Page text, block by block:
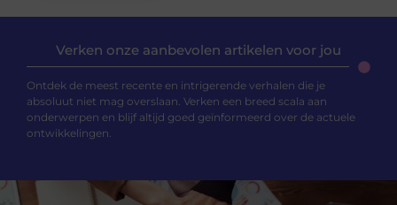
Verken onze aanbevolen artikelen voor jou
Ontdek de meest recente en intrigerende verhalen die je
absoluut niet mag overslaan. Verken een breed scala aan
onderwerpen en blijf altijd goed geïnformeerd over de actuele
ontwikkelingen.